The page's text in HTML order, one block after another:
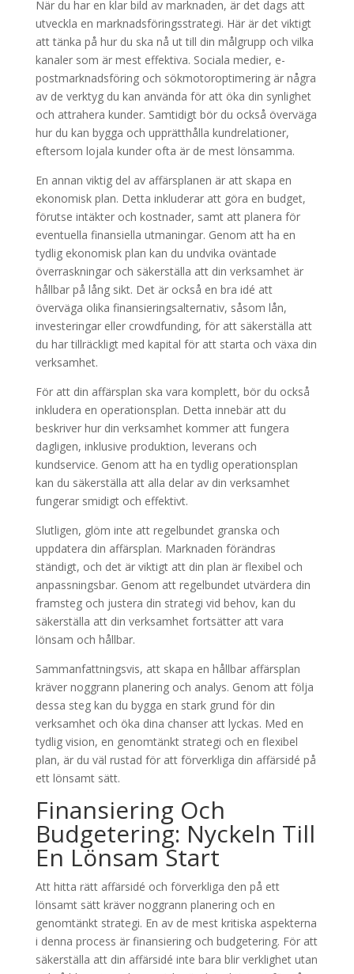
När du har en klar bild av marknaden, är det dags att
utveckla en marknadsföringsstrategi. Här är det viktigt
att tänka på hur du ska nå ut till din målgrupp och vilka
kanaler som är mest effektiva. Sociala medier, e-
postmarknadsföring och sökmotoroptimering är några
av de verktyg du kan använda för att öka din synlighet
och attrahera kunder. Samtidigt bör du också överväga
hur du kan bygga och upprätthålla kundrelationer,
eftersom lojala kunder ofta är de mest lönsamma.
En annan viktig del av affärsplanen är att skapa en
ekonomisk plan. Detta inkluderar att göra en budget,
förutse intäkter och kostnader, samt att planera för
eventuella finansiella utmaningar. Genom att ha en
tydlig ekonomisk plan kan du undvika oväntade
överraskningar och säkerställa att din verksamhet är
hållbar på lång sikt. Det är också en bra idé att
överväga olika finansieringsalternativ, såsom lån,
investeringar eller crowdfunding, för att säkerställa att
du har tillräckligt med kapital för att starta och växa din
verksamhet.
För att din affärsplan ska vara komplett, bör du också
inkludera en operationsplan. Detta innebär att du
beskriver hur din verksamhet kommer att fungera
dagligen, inklusive produktion, leverans och
kundservice. Genom att ha en tydlig operationsplan
kan du säkerställa att alla delar av din verksamhet
fungerar smidigt och effektivt.
Slutligen, glöm inte att regelbundet granska och
uppdatera din affärsplan. Marknaden förändras
ständigt, och det är viktigt att din plan är flexibel och
anpassningsbar. Genom att regelbundet utvärdera din
framsteg och justera din strategi vid behov, kan du
säkerställa att din verksamhet fortsätter att vara
lönsam och hållbar.
Sammanfattningsvis, att skapa en hållbar affärsplan
kräver noggrann planering och analys. Genom att följa
dessa steg kan du bygga en stark grund för din
verksamhet och öka dina chanser att lyckas. Med en
tydlig vision, en genomtänkt strategi och en flexibel
plan, är du väl rustad för att förverkliga din affärsidé på
ett lönsamt sätt.
Finansiering Och
Budgetering: Nyckeln Till
En Lönsam Start
Att hitta rätt affärsidé och förverkliga den på ett
lönsamt sätt kräver noggrann planering och en
genomtänkt strategi. En av de mest kritiska aspekterna
i denna process är finansiering och budgetering. För att
säkerställa att din affärsidé inte bara blir verklighet utan